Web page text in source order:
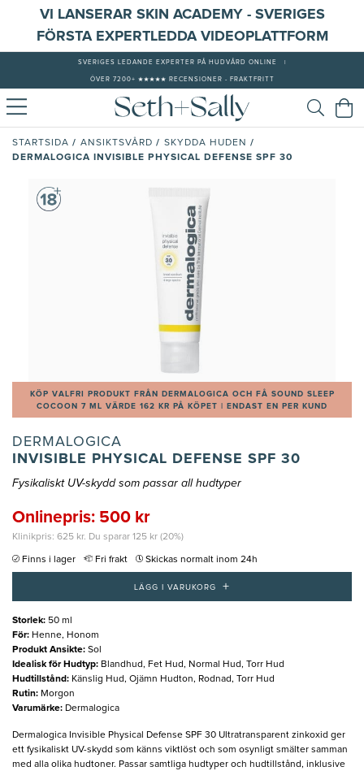
VI LANSERAR SKIN ACADEMY - SVERIGES
FÖRSTA EXPERTLEDDA VIDEOPLATTFORM
SVERIGES LEDANDE EXPERTER PÅ HUDVÅRD ONLINE
ÖVER 7200+ ★★★★★ RECENSIONER - FRAKTFRITT
STARTSIDA / ANSIKTSVÅRD / SKYDDA HUDEN /
DERMALOGICA INVISIBLE PHYSICAL DEFENSE SPF 30
KÖP VALFRI PRODUKT FRÅN DERMALOGICA OCH FÅ SOUND SLEEP
COCOON 7 ML VÄRDE 162 KR PÅ KÖPET | ENDAST EN PER KUND
DERMALOGICA
INVISIBLE PHYSICAL DEFENSE SPF 30
Fysikaliskt UV-skydd som passar all hudtyper
Onlinepris: 500 kr
Klinikpris: 625 kr. Du sparar 125 kr (20%)
Finns i lager Fri frakt Skickas normalt inom 24h
LÄGG I VARUKORG +
Storlek: 50 ml
För: Henne, Honom
Produkt Ansikte: Sol
Idealisk för Hudtyp: Blandhud, Fet Hud, Normal Hud, Torr Hud
Hudtillstånd: Känslig Hud, Ojämn Hudton, Rodnad, Torr Hud
Rutin: Morgon
Varumärke: Dermalogica
Dermalogica Invisible Physical Defense SPF 30 Ultratransparent zinkoxid ger
ett fysikaliskt UV-skydd som känns viktlöst och som osynligt smälter samman
med alla olika hudtoner. Passar samtliga hudtyper och hudtillstånd, inklusive